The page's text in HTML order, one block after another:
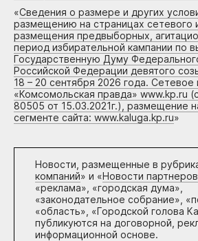
«Сведения о размере и других
размещению на страницах сетевого
размещения предвыборных,
период избирательной кампании по
Государственную Думу
Российской Федерации девятого
18 – 20 сентября 2026 года. Сетевое
«Комсомольская правда» www.kp.ru
80505 от 15.03.2021г.), размещение
сегменте сайта: www.kaluga.kp.ru»
Новости, размещенные в
компаний» и «Новости партнеров
«реклама», «городская дума»,
«законодательное собрание»,
«область», «Городской голова
публикуются на договорной,
информационной основе.